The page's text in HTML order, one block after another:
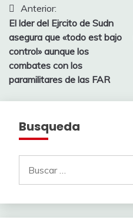
Navegación
de
entradas
Anterior:
El lder del Ejrcito de Sudn
asegura que «todo est bajo
control» aunque los
combates con los
paramilitares de las FAR
Busqueda